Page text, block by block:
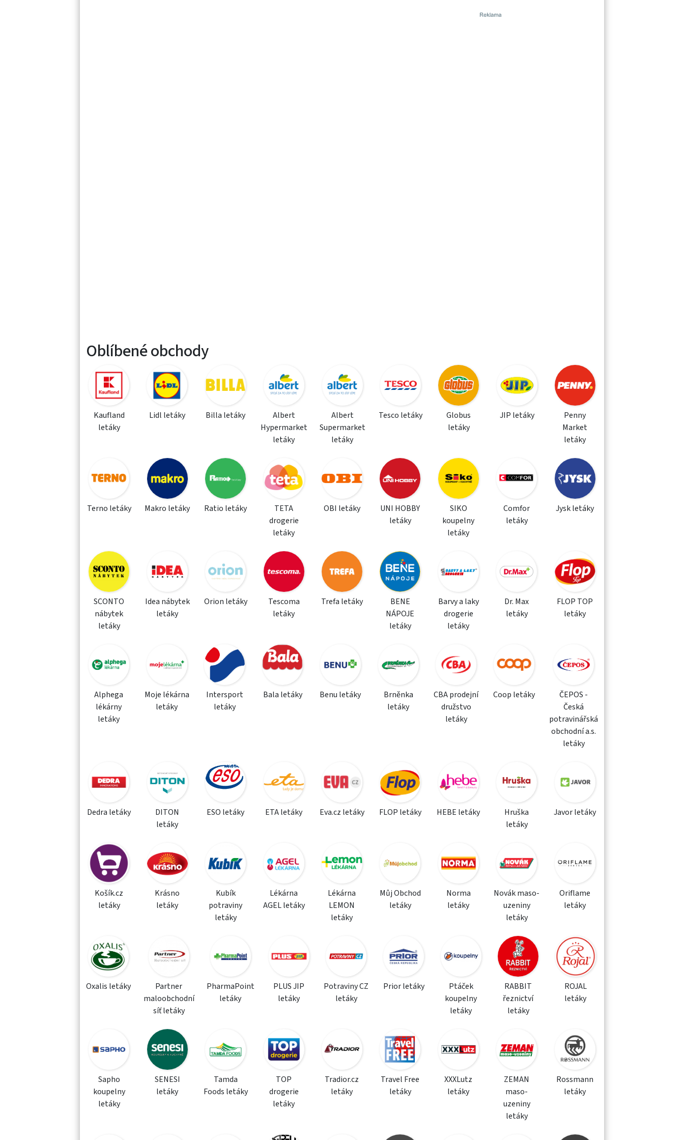
Oblíbené obchody
Kaufland
letáky
Lidl letáky Billa letáky
Albert
Hypermarket
letáky
Albert
Supermarket
letáky
Tesco letáky
Globus
letáky
JIP letáky
Penny
Market
letáky
Terno letáky Makro letáky Ratio letáky
TETA
drogerie
letáky
OBI letáky
UNI HOBBY
letáky
SIKO
koupelny
letáky
Comfor
letáky
Jysk letáky
SCONTO
nábytek
letáky
Idea nábytek
letáky
Orion letáky
Tescoma
letáky
Trefa letáky
BENE
NÁPOJE
letáky
Barvy a laky
drogerie
letáky
Dr. Max
letáky
FLOP TOP
letáky
Alphega
lékárny
letáky
Moje lékárna
letáky
Intersport
letáky
Bala letáky Benu letáky
Brněnka
letáky
CBA prodejní
družstvo
letáky
Coop letáky
ČEPOS -
Česká
potravinářská
obchodní a.s.
letáky
Dedra letáky
DITON
letáky
ESO letáky ETA letáky Eva.cz letáky FLOP letáky HEBE letáky
Hruška
letáky
Javor letáky
Košík.cz
letáky
Krásno
letáky
Kubík
potraviny
letáky
Lékárna
AGEL letáky
Lékárna
LEMON
letáky
Můj Obchod
letáky
Norma
letáky
Novák maso-
uzeniny
letáky
Oriflame
letáky
Oxalis letáky
Partner
maloobchodní
síť letáky
PharmaPoint
letáky
PLUS JIP
letáky
Potraviny CZ
letáky
Prior letáky
Ptáček
koupelny
letáky
RABBIT
řeznictví
letáky
ROJAL
letáky
Sapho
koupelny
letáky
SENESI
letáky
Tamda
Foods letáky
TOP
drogerie
letáky
Tradior.cz
letáky
Travel Free
letáky
XXXLutz
letáky
ZEMAN
maso-
uzeniny
letáky
Rossmann
letáky